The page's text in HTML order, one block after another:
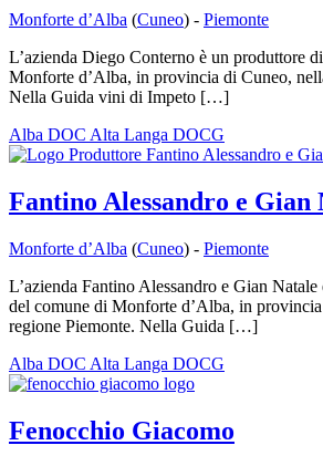
Monforte d’Alba (Cuneo) - Piemonte
L’azienda Diego Conterno è un produttore
Monforte d’Alba, in provincia di Cuneo,
Nella Guida vini di Impeto […]
Alba DOC Alta Langa DOCG
Fantino Alessandro e Gian
Monforte d’Alba (Cuneo) - Piemonte
L’azienda Fantino Alessandro e Gian
del comune di Monforte d’Alba, in
regione Piemonte. Nella Guida […]
Alba DOC Alta Langa DOCG
Fenocchio Giacomo